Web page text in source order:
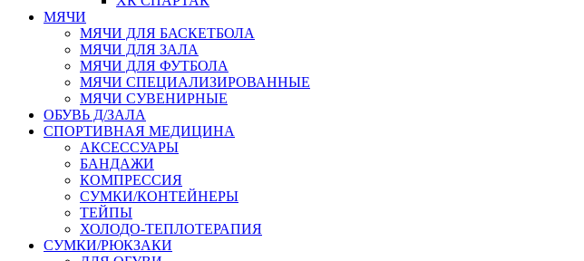
МЯЧИ
МЯЧИ ДЛЯ БАСКЕТБОЛА
МЯЧИ ДЛЯ ЗАЛА
МЯЧИ ДЛЯ ФУТБОЛА
МЯЧИ СПЕЦИАЛИЗИРОВАННЫЕ
МЯЧИ СУВЕНИРНЫЕ
ОБУВЬ Д/ЗАЛА
СПОРТИВНАЯ МЕДИЦИНА
АКСЕССУАРЫ
БАНДАЖИ
КОМПРЕССИЯ
СУМКИ/КОНТЕЙНЕРЫ
ТЕЙПЫ
ХОЛОДО-ТЕПЛОТЕРАПИЯ
СУМКИ/РЮКЗАКИ